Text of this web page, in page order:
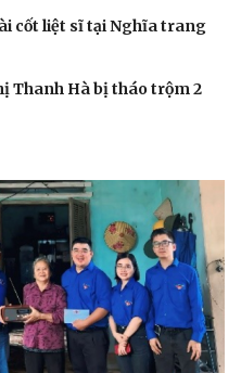
cốt liệt sĩ tại Nghĩa trang
Thanh Hà bị tháo trộm 2